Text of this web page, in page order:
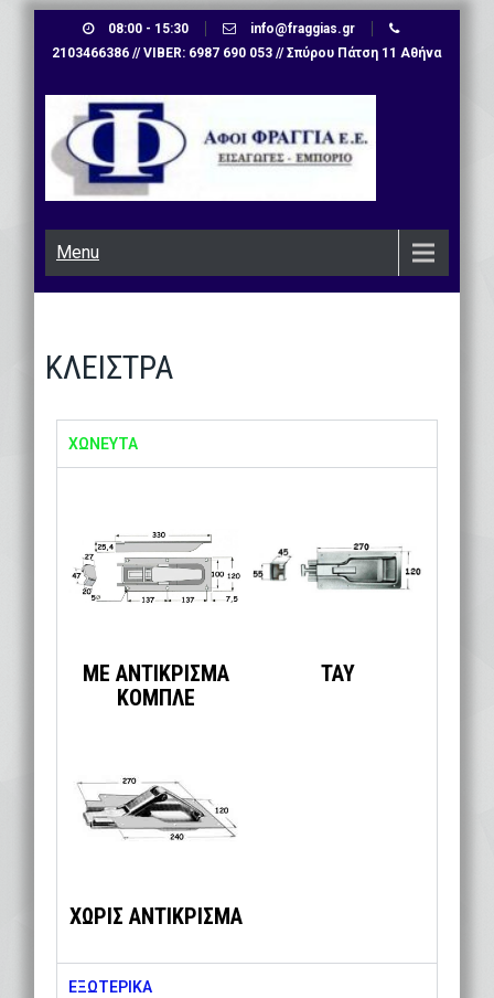
08:00 - 15:30
info@fraggias.gr
2103466386 // VIBER: 6987 690 053 // Σπύρου Πάτση 11 Αθήνα
Menu
ΚΛΕΙΣΤΡΑ
ΧΩΝΕΥΤΑ
ΜΕ ΑΝΤΙΚΡΙΣΜΑ
ΚΟΜΠΛΕ
ΤΑΥ
ΧΩΡΙΣ ΑΝΤΙΚΡΙΣΜΑ
ΕΞΩΤΕΡΙΚΑ